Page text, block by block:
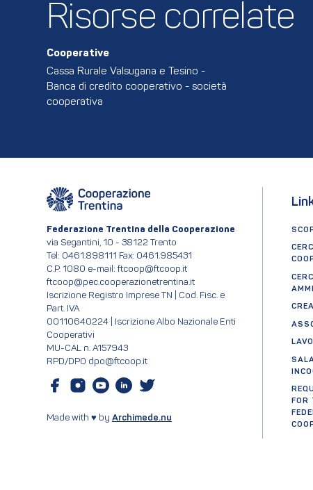
Risorse correlate
Cooperative
Cassa Rurale Valsugana e Tesino -
Banca di credito cooperativo - società
cooperativa
Federazione Trentina della Cooperazione
via Segantini, 10 - 38122 Trento
Tel: 0461.898111 Fax: 0461.985431
C.P. 1080 e-mail: ftcoop@ftcoop.it
ftcoop@pec.cooperazionetrentina.it
Iscrizione Registro Imprese TN | Cod. Fisc. e
Part. IVA
00110640224 | Iscrizione Albo Nazionale Enti
Cooperativi
MU-CAL n. A157943
RPD/DPO dpo@ftcoop.it
Made with ♥ by Archimede.nu
FOR